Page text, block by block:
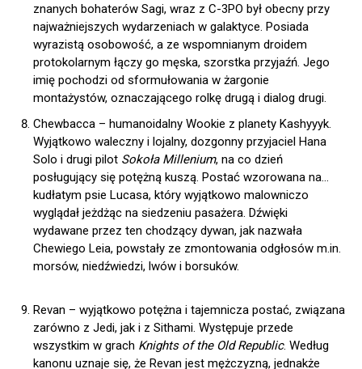
znanych bohaterów Sagi, wraz z C-3PO był obecny przy
najważniejszych wydarzeniach w galaktyce. Posiada
wyrazistą osobowość, a ze wspomnianym droidem
protokolarnym łączy go męska, szorstka przyjaźń. Jego
imię pochodzi od sformułowania w żargonie
montażystów, oznaczającego rolkę drugą i dialog drugi.
Chewbacca – humanoidalny Wookie z planety Kashyyyk.
Wyjątkowo waleczny i lojalny, dozgonny przyjaciel Hana
Solo i drugi pilot Sokoła Millenium, na co dzień
posługujący się potężną kuszą. Postać wzorowana na…
kudłatym psie Lucasa, który wyjątkowo malowniczo
wyglądał jeżdżąc na siedzeniu pasażera. Dźwięki
wydawane przez ten chodzący dywan, jak nazwała
Chewiego Leia, powstały ze zmontowania odgłosów m.in.
morsów, niedźwiedzi, lwów i borsuków.
Revan – wyjątkowo potężna i tajemnicza postać, związana
zarówno z Jedi, jak i z Sithami. Występuje przede
wszystkim w grach Knights of the Old Republic. Według
kanonu uznaje się, że Revan jest mężczyzną, jednakże